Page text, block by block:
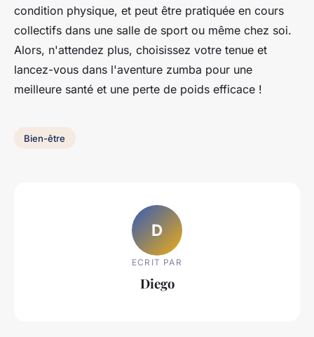
condition physique, et peut être pratiquée en cours
collectifs dans une salle de sport ou même chez soi.
Alors, n'attendez plus, choisissez votre tenue et
lancez-vous dans l'aventure zumba pour une
meilleure santé et une perte de poids efficace !
Bien-être
D
ECRIT PAR
Diego